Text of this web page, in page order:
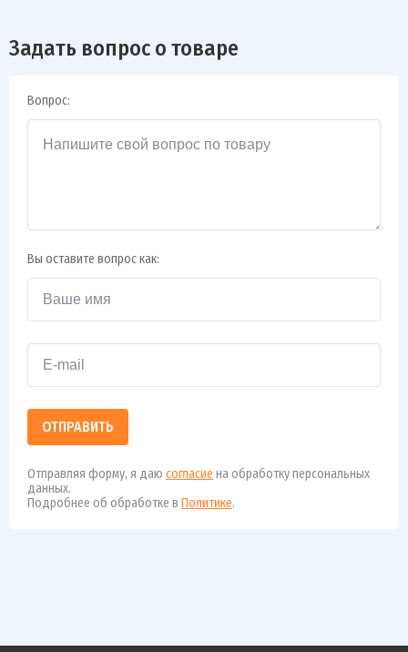
Задать вопрос о товаре
Вопрос:
Вы оставите вопрос как:
ОТПРАВИТЬ
Отправляя форму, я даю согласие на обработку персональных
данных.
Подробнее об обработке в Политике.